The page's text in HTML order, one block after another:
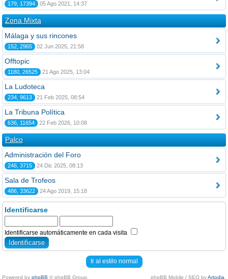
179, 17394 05 Ago 2021, 14:37
Zona Mixta
Málaga y sus rincones
152, 2965 02 Jun 2025, 21:58
Offtopic
1180, 26525 21 Ago 2025, 13:04
La Ludoteca
234, 9613 21 Feb 2025, 08:54
La Tribuna Política
636, 11654 22 Feb 2026, 10:08
Palco
Administración del Foro
246, 3715 24 Dic 2025, 08:13
Sala de Trofeos
486, 33622 24 Ago 2019, 15:18
Identificarse
Identificarse automáticamente en cada visita
Ir al estilo normal
Powered by phpBB © phpBB Group. phpBB Mobile / SEO byArtodia